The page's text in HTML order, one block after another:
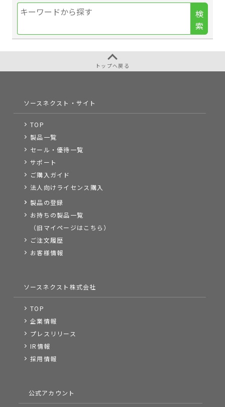
検
索
トップへ戻る
ソースネクスト・サイト
TOP
製品一覧
セール・優待一覧
サポート
ご購入ガイド
法人向けライセンス購入
製品の登録
お持ちの製品一覧
（旧マイページはこちら）
ご注文履歴
お客様情報
ソースネクスト株式会社
TOP
企業情報
プレスリリース
IR情報
採用情報
公式アカウント